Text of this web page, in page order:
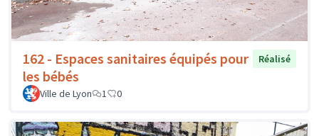
162 - Espaces sanitaires équipés pour
les bébés
Réalisé
Ville de Lyon 1 0